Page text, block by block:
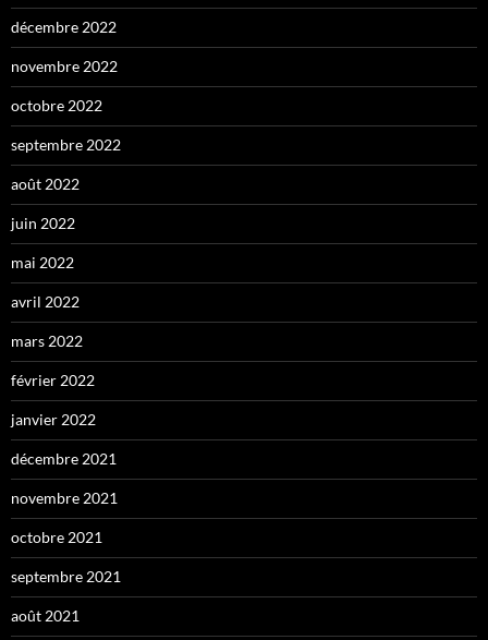
décembre 2022
novembre 2022
octobre 2022
septembre 2022
août 2022
juin 2022
mai 2022
avril 2022
mars 2022
février 2022
janvier 2022
décembre 2021
novembre 2021
octobre 2021
septembre 2021
août 2021